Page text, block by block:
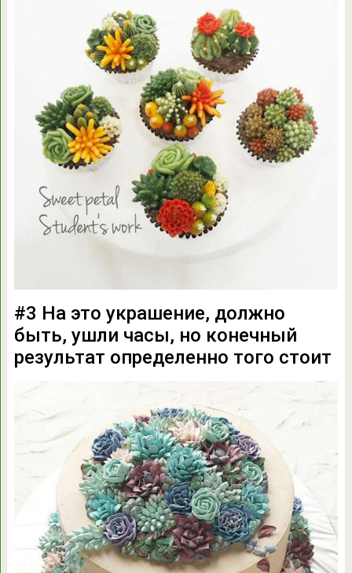
#3 На это украшение, должно
быть, ушли часы, но конечный
результат определенно того стоит